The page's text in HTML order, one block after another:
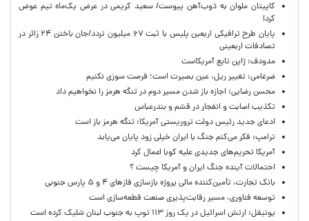
کاپیتان ملوان به ذوب‌آهن پیوست/ سعید کریمی در عرض یک‌ماه تیم عوض
کرد!
پایان طرح ترافیکی اربعین پلیس با ثبت ۶۷ میلیون تردد/جان باختن ۲۴ زائر در
تصادفات اربعینی
مدودف: ژاپن تابع آمریکاست
ضرغامی: تغییر ریل، عین بصیرت است؛ فرصت سوزی نکنیم
محسن رضایی: اجازه باز شدن مسیر دوم در تنگه هرمز را نخواهیم داد
تکذیب اصابت و انفجار در قشم و بندرعباس
ادعای جدید رئیس دولت تروریستی آمریکا: تنگه هرمز باز است
ترامپ: فکر می‌کنم جنگ با ایران خیلی زود پایان می‌یابد
آمریکا تحریم‌های جدیدی علیه کوبا اعمال کرد
احتمالات آینده جنگ ایران و آمریکا چیست ؟
بانک تجارت، تأمین‌کننده مالی پروژه بازسازی فازهای ۴ و ۵ پارس جنوبی
توسعه فناوری، مسیر رقابت‌پذیری صنعت قطعه‌سازی است
یونیفل: ارتش اسرائیل در یک روز ۱۱۳ توپ به جنوب لبنان شلیک کرده است